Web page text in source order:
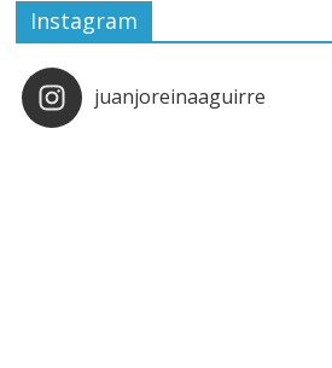
Instagram
juanjoreinaaguirre